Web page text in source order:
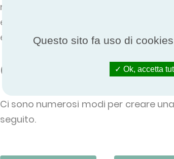
raffreddamento e un dispositivo di
energetica ha anche portato a
efficienti.
Come si classifica
Ci sono numerosi modi per creare
seguito.
Questo sito fa uso di
Ok, accetta